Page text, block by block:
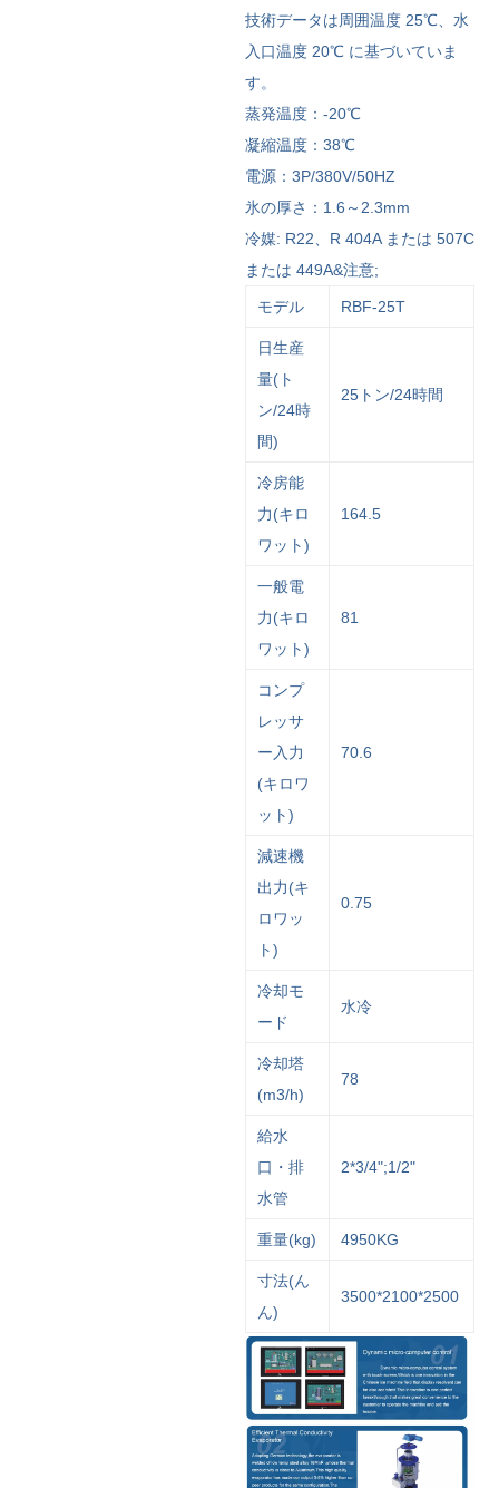
技術データは周囲温度 25℃、水
入口温度 20℃ に基づいていま
す。
蒸発温度：-20℃
凝縮温度：38℃
電源：3P/380V/50HZ
氷の厚さ：1.6～2.3mm
冷媒: R22、R 404A または 507C
または 449A&注意;
モデル RBF-25T
日生産
量(ト
ン/24時
間)
25トン/24時間
冷房能
力(キロ
ワット)
164.5
一般電
力(キロ
ワット)
81
コンプ
レッサ
ー入力
(キロワ
ット)
70.6
減速機
出力(キ
ロワッ
ト)
0.75
冷却モ
ード
水冷
冷却塔
(m3/h)
78
給水
口・排
水管
2*3/4";1/2"
重量(kg) 4950KG
寸法(ん
ん)
3500*2100*2500